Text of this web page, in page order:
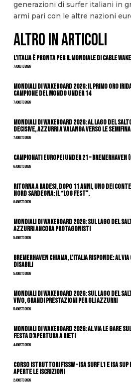
generazioni di surfer italiani in
armi pari con le altre nazioni
ALTRO IN ARTICOLI
L’Italia è pronta per il Mondiale di Cable
7 Agosto 2026
Mondiali di Wakeboard 2026: il primo oro
campione del mondo Under 14
7 Agosto 2026
Mondiali di Wakeboard 2026: al Lago del
decisive, azzurri a valanga verso le
7 Agosto 2026
Campionati Europei Under 21 – Bremerhaven
6 Agosto 2026
Ritorna a Badesi, dopo 11 anni, uno dei
nord Sardegna: il “Log Fest”.
6 Agosto 2026
Mondiali di Wakeboard 2026: sul Lago del
azzurri ancora protagonisti
5 Agosto 2026
Bremerhaven chiama, l’Italia risponde: al
Disabili
5 Agosto 2026
Mondiali di Wakeboard 2026: sul Lago del
vivo, grandi prestazioni per gli azzurri
5 Agosto 2026
Mondiali di Wakeboard 2026: al via le gare
festa d’apertura a Rieti
4 Agosto 2026
CORSO ISTRUTTORI FISSW – ISA SURF L1 e ISA
APERTE LE ISCRIZIONI
2 Agosto 2026